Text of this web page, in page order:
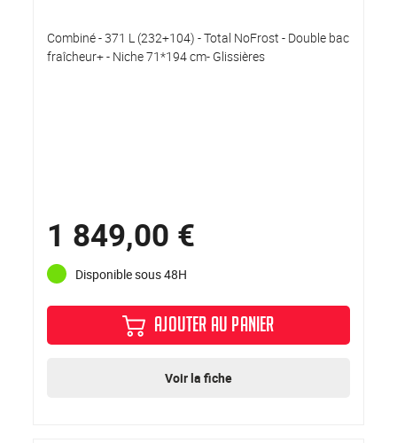
Combiné - 371 L (232+104) - Total NoFrost - Double bac
fraîcheur+ - Niche 71*194 cm- Glissières
1 849,00 €
Disponible sous 48H
AJOUTER AU PANIER
Voir la fiche